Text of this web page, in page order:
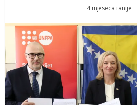
4 mjeseca ranije